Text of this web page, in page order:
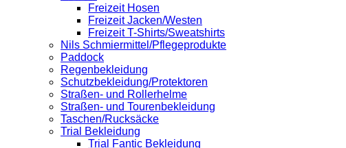
Freizeit Hosen
Freizeit Jacken/Westen
Freizeit T-Shirts/Sweatshirts
Nils Schmiermittel/Pflegeprodukte
Paddock
Regenbekleidung
Schutzbekleidung/Protektoren
Straßen- und Rollerhelme
Straßen- und Tourenbekleidung
Taschen/Rucksäcke
Trial Bekleidung
Trial Fantic Bekleidung